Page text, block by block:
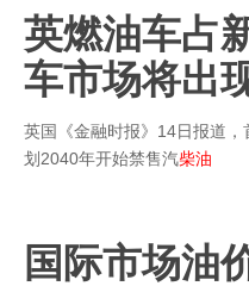
英燃油车占
车市场将出
英国《金融时报》14日报道
划2040年开始禁售汽柴油
国际市场油